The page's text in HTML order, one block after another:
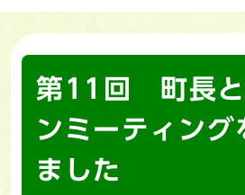
第11回 町長と
ンミーティング
ました